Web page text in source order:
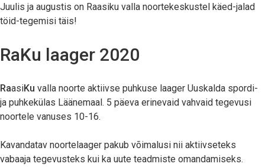
Juulis ja augustis on Raasiku valla noortekeskustel käed-jalad
töid-tegemisi täis!
RaKu laager 2020
RaasiKu valla noorte aktiivse puhkuse laager Uuskalda spordi-
ja puhkekülas Läänemaal. 5 päeva erinevaid vahvaid tegevusi
noortele vanuses 10-16.
Kavandatav noortelaager pakub võimalusi nii aktiivseteks
vabaaja tegevusteks kui ka uute teadmiste omandamiseks.